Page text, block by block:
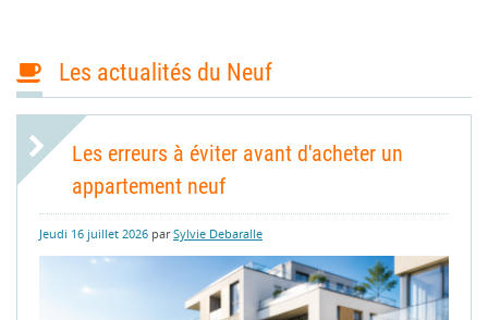
Les actualités du Neuf
Les erreurs à éviter avant d'acheter un
appartement neuf
Jeudi 16 juillet 2026 parSylvie Debaralle